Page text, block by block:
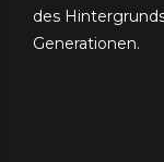
des
Generationen.